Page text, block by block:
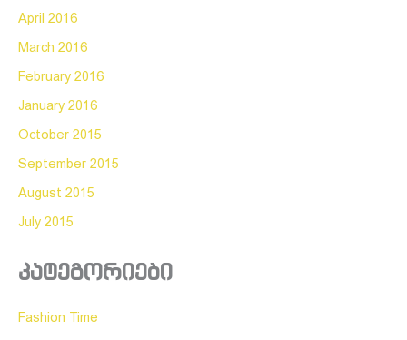
April 2016
March 2016
February 2016
January 2016
October 2015
September 2015
August 2015
July 2015
კატეგორიები
Fashion Time